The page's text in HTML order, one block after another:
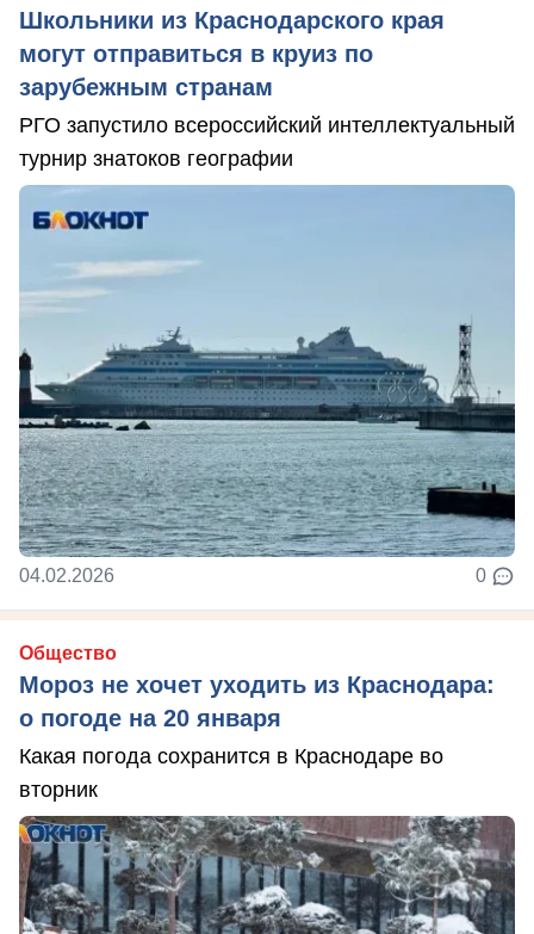
Школьники из Краснодарского края
могут отправиться в круиз по
зарубежным странам
РГО запустило всероссийский интеллектуальный
турнир знатоков географии
04.02.2026 0
Общество
Мороз не хочет уходить из Краснодара:
о погоде на 20 января
Какая погода сохранится в Краснодаре во
вторник